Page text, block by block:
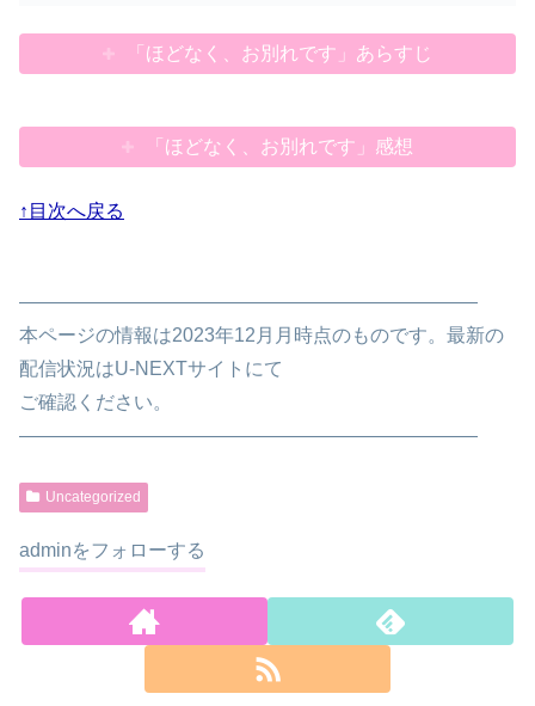
「ほどなく、お別れです」あらすじ
「ほどなく、お別れです」感想
↑目次へ戻る
————————————————————————
本ページの情報は2023年12月月時点のものです。最新の
配信状況はU-NEXTサイトにて
ご確認ください。
————————————————————————
Uncategorized
adminをフォローする